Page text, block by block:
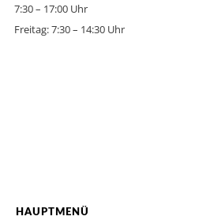
7:30 – 17:00 Uhr
Freitag: 7:30 – 14:30 Uhr
HAUPTMENÜ